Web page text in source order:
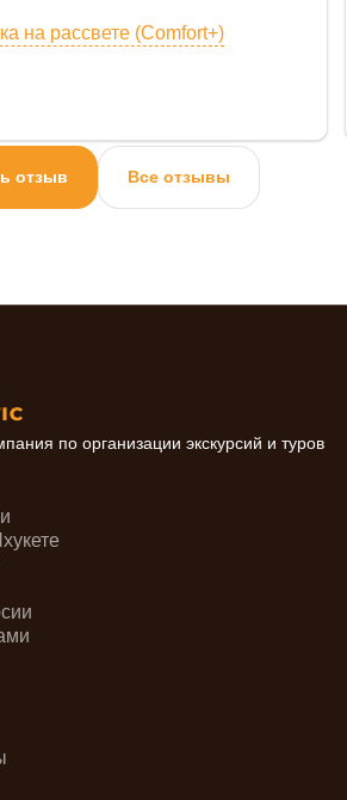
на рассвете (Comfort+)
отзыв Все отзывы
по организации экскурсий и туров